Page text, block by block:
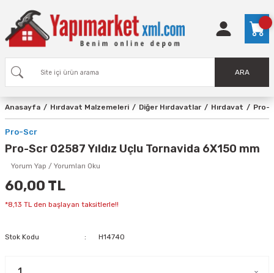
ARA
Anasayfa Hırdavat Malzemeleri Diğer Hırdavatlar Hırdavat Pro-
Pro-Scr
Pro-Scr 02587 Yıldız Uçlu Tornavida 6X150 mm
Yorum Yap / Yorumları Oku
60,00 TL
*8,13 TL den başlayan taksitlerle!!
Stok Kodu H14740